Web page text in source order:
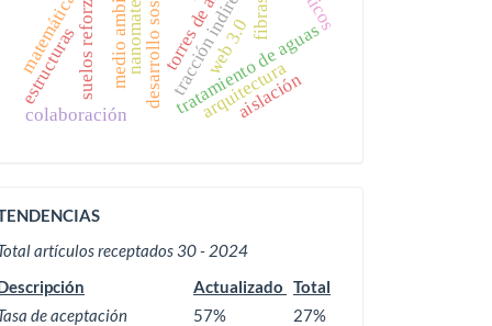
medio ambiente tratamiento de aguas
suelos reforzados tracción indirecta
colaboración
web 3.0
matemáticas
arquitectura
aislación
estructuras
artículos receptados 30 - 2024
Actualizado Total
de aceptación
57%
27%